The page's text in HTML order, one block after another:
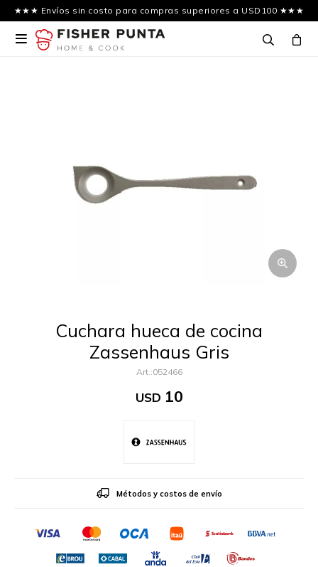
★★★ Envíos sin costo para compras superiores a USD100 ★★★

Cuchara hueca de cocina
Zassenhaus Gris
052466
USD 10
Métodos y costos de envío